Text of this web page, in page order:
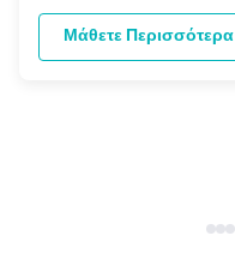
Μάθετε Περισσότερα